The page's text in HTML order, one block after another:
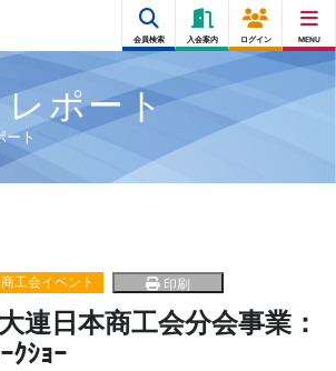
会員検索 入会案内 ログイン MENU
ポート
ート
商工会イベント 印刷
日本商工会分会事業：
ｸｼｮｰ